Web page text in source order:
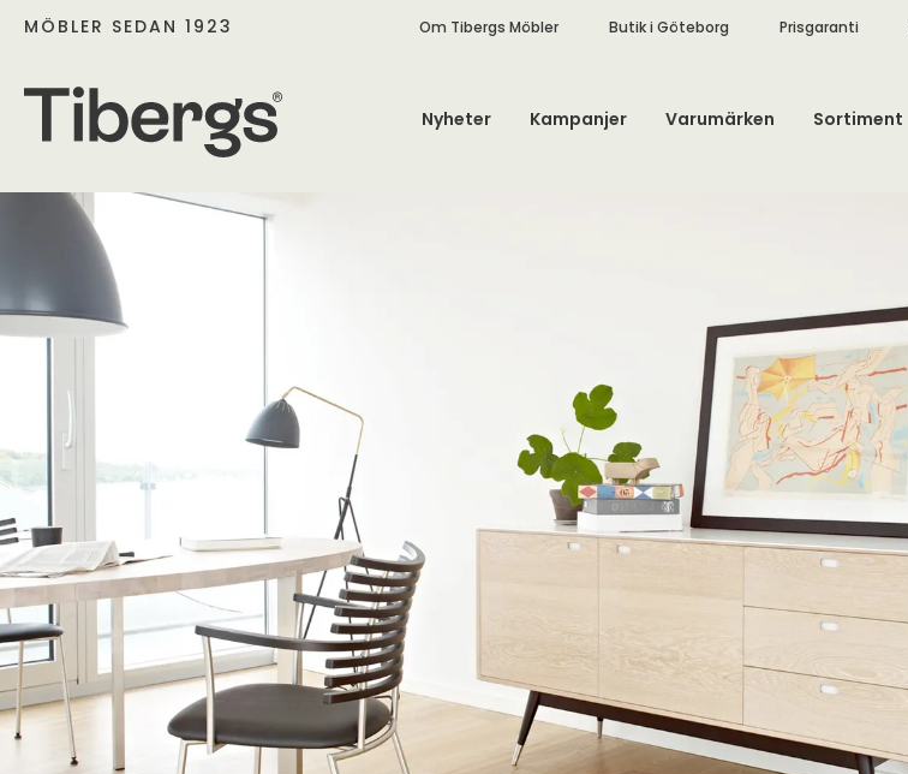
MÖBLER SEDAN 1923 Om Tibergs Möbler Butik i Göteborg Prisgaranti
Nyheter Kampanjer Varumärken Sortiment